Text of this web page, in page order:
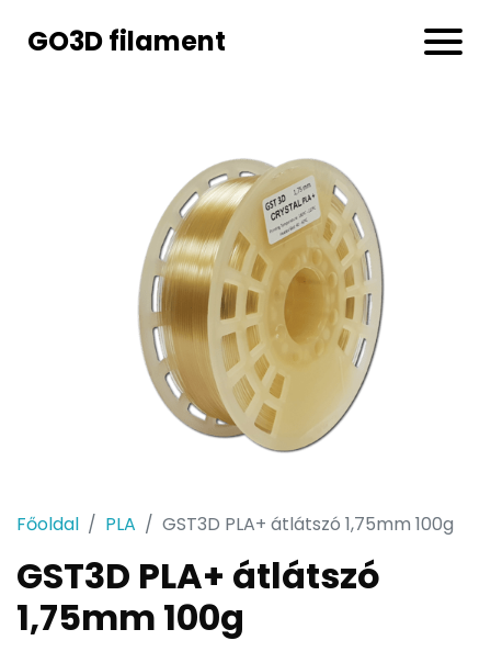
GO3D filament
Főoldal PLA GST3D PLA+ átlátszó 1,75mm 100g
GST3D PLA+ átlátszó
1,75mm 100g